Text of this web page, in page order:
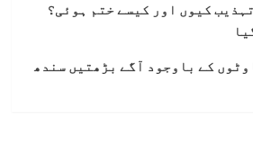
کیوں اور کیسے ختم ہوئی؟
کے باوجود آگے بڑھتیں سندھ